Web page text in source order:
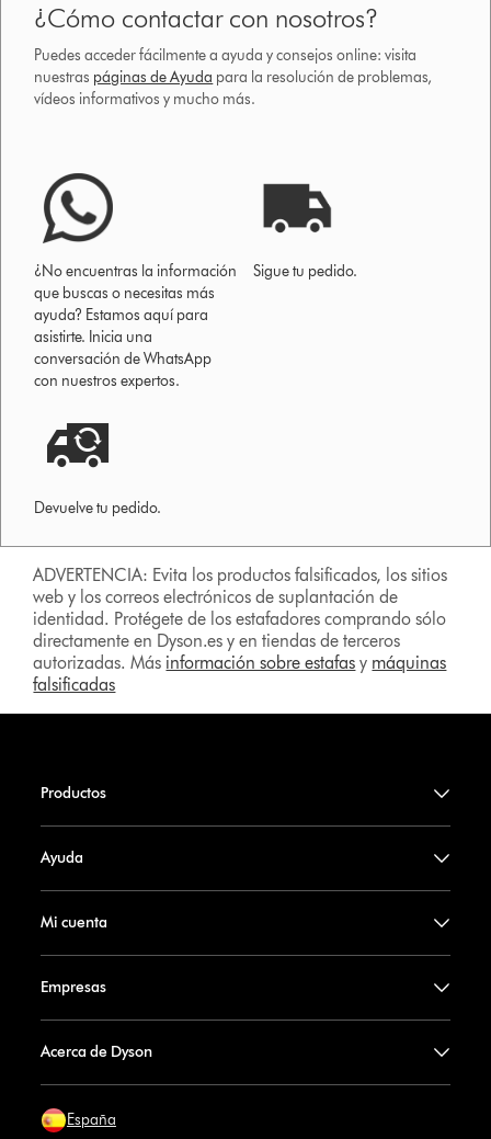
¿Cómo contactar con nosotros?
Puedes acceder fácilmente a ayuda y consejos online: visita
nuestras páginas de Ayuda para la resolución de problemas,
vídeos informativos y mucho más.
¿No encuentras la información
que buscas o necesitas más
ayuda? Estamos aquí para
asistirte. Inicia una
conversación de WhatsApp
con nuestros expertos.
Sigue tu pedido.
Devuelve tu pedido.
ADVERTENCIA: Evita los productos falsificados, los sitios
web y los correos electrónicos de suplantación de
identidad. Protégete de los estafadores comprando sólo
directamente en Dyson.es y en tiendas de terceros
autorizadas. Más información sobre estafas y máquinas
falsificadas
Productos
Ayuda
Mi cuenta
Empresas
Acerca de Dyson
España